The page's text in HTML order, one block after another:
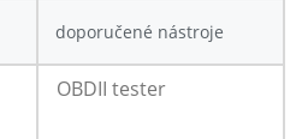
doporučené nástroje
OBDII tester